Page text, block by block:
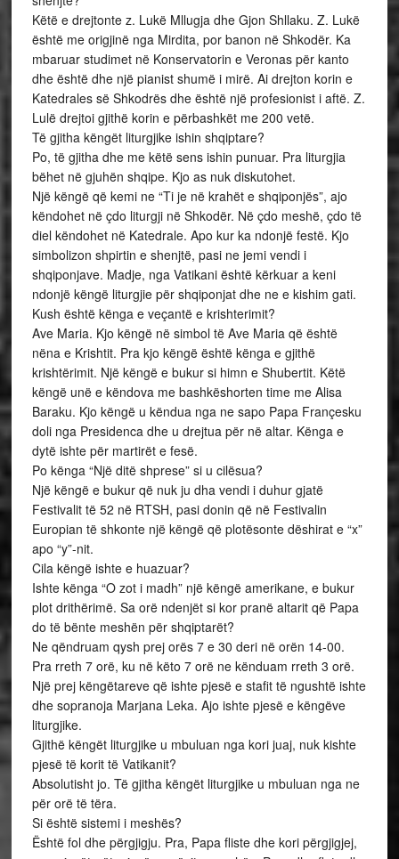
Këtë e drejtonte z. Lukë Mllugja dhe Gjon Shllaku. Z. Lukë
është me origjinë nga Mirdita, por banon në Shkodër. Ka
mbaruar studimet në Konservatorin e Veronas për kanto
dhe është dhe një pianist shumë i mirë. Ai drejton korin e
Katedrales së Shkodrës dhe është një profesionist i aftë. Z.
Lulë drejtoi gjithë korin e përbashkët me 200 vetë.
Të gjitha këngët liturgjike ishin shqiptare?
Po, të gjitha dhe me këtë sens ishin punuar. Pra liturgjia
bëhet në gjuhën shqipe. Kjo as nuk diskutohet.
Një këngë që kemi ne “Ti je në krahët e shqiponjës”, ajo
këndohet në çdo liturgji në Shkodër. Në çdo meshë, çdo të
diel këndohet në Katedrale. Apo kur ka ndonjë festë. Kjo
simbolizon shpirtin e shenjtë, pasi ne jemi vendi i
shqiponjave. Madje, nga Vatikani është kërkuar a keni
ndonjë këngë liturgjie për shqiponjat dhe ne e kishim gati.
Kush është kënga e veçantë e krishterimit?
Ave Maria. Kjo këngë në simbol të Ave Maria që është
nëna e Krishtit. Pra kjo këngë është kënga e gjithë
krishtërimit. Një këngë e bukur si himn e Shubertit. Këtë
këngë unë e këndova me bashkëshorten time me Alisa
Baraku. Kjo këngë u këndua nga ne sapo Papa Françesku
doli nga Presidenca dhe u drejtua për në altar. Kënga e
dytë ishte për martirët e fesë.
Po kënga “Një ditë shprese” si u cilësua?
Një këngë e bukur që nuk ju dha vendi i duhur gjatë
Festivalit të 52 në RTSH, pasi donin që në Festivalin
Europian të shkonte një këngë që plotësonte dëshirat e “x”
apo “y”-nit.
Cila këngë ishte e huazuar?
Ishte kënga “O zot i madh” një këngë amerikane, e bukur
plot drithërimë. Sa orë ndenjët si kor pranë altarit që Papa
do të bënte meshën për shqiptarët?
Ne qëndruam qysh prej orës 7 e 30 deri në orën 14-00.
Pra rreth 7 orë, ku në këto 7 orë ne kënduam rreth 3 orë.
Një prej këngëtareve që ishte pjesë e stafit të ngushtë ishte
dhe sopranoja Marjana Leka. Ajo ishte pjesë e këngëve
liturgjike.
Gjithë këngët liturgjike u mbuluan nga kori juaj, nuk kishte
pjesë të korit të Vatikanit?
Absolutisht jo. Të gjitha këngët liturgjike u mbuluan nga ne
për orë të tëra.
Si është sistemi i meshës?
Është fol dhe përgjigju. Pra, Papa fliste dhe kori përgjigjej,